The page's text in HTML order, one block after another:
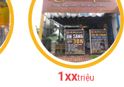
1xxtriệu